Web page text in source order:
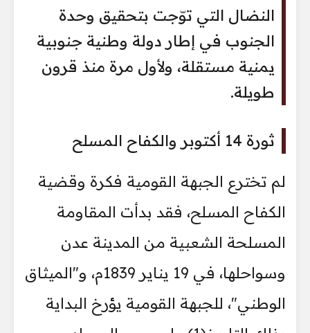
النضال التي توّجت بتحقيق وحدة
الجنوب في إطار دولة وطنية جنوبية
يمنية مستقلة، ولأول مرة منذ قرون
طويلة.
ثورة 14 أكتوبر والكفاح المسلح
لم تخترع الجبهة القومية فكرة وقضية
الكفاح المسلح، فقد بدأت المقاومة
المسلحة الشعبية من المدينة عدن
وسواحلها، في 19 يناير 1839م، و"الميثاق
الوطني"، للجبهة القومية يؤرخ البداية